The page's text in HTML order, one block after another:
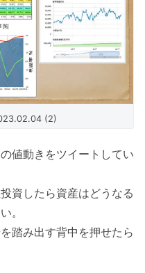
(2)
値動きをツイートしてい
資したら資産はどうなる
。
踏み出す背中を押せたら